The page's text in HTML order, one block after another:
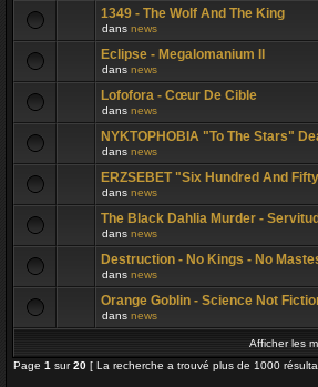
1349 - The Wolf And The King
dans news
Eclipse - Megalomanium II
dans news
Lofofora - Cœur De Cible
dans news
NYKTOPHOBIA "To The Stars"
dans news
ERZSEBET "Six Hundred And
dans news
The Black Dahlia Murder -
dans news
Destruction - No Kings - No
dans news
Orange Goblin - Science Not
dans news
Afficher les
Page 1 sur20 [ La recherche a trouvé plus de 1000